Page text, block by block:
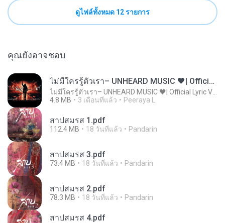
ดูไฟล์ทั้งหมด 12 รายการ
คุณยังอาจชอบ
ไม่มีใครรู้ตัวเรา– UNHEARD MUSIC 🖤| Official Lyric Video | เพลงสู้ชีวิต
4.8 MB
3 เดือนที่แล้ว Peeraya L.
สาปสมรส 1.pdf
112.4 MB 18 วันที่แล้ว Pandarin
สาปสมรส 3.pdf
73.4 MB 18 วันที่แล้ว Pandarin
สาปสมรส 2.pdf
78.3 MB 18 วันที่แล้ว Pandarin
สาปสมรส 4.pdf